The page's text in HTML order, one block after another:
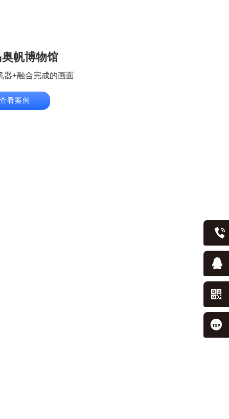
帆博物馆
器+融合完成的画面
看案例